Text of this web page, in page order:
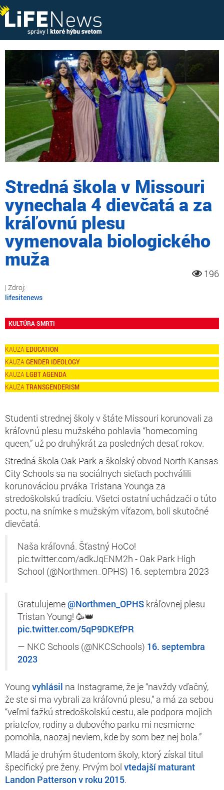
Stredná škola v Missouri
vynechala 4 dievčatá a za
kráľovnú plesu
vymenovala biologického
muža
196
lifesitenews
KULTÚRA SMRTI
EDUCATION
GENDER IDEOLOGY
LGBT AGENDA
TRANSGENDERISM
Studenti strednej školy v štáte Missouri korunovali za
kráľovnú plesu mužského pohlavia “homecoming
queen,” už po druhýkrát za posledných desať rokov.
Stredná škola Oak Park a školský obvod North Kansas
City Schools sa na sociálnych sieťach pochválili
korunováciou prváka Tristana Younga za
stredoškolskú tradíciu. Všetci ostatní uchádzači o túto
poctu, na snímke s mužským víťazom, boli skutočné
dievčatá.
Naša kráľovná. Šťastný HoCo!
pic.twitter.com/adkJqENM2h - Oak Park High
School (@Northmen_OPHS) 16. septembra 2023
Gratulujeme@Northmen_OPHS kráľovnej plesu
Tristan Young! 🥳👑
pic.twitter.com/5qP9DKEfPR
— NKC Schools (@NKCSchools) 16. septembra
2023
Young vyhlásil na Instagrame, že je “navždy vďačný,
že ste si ma vybrali za kráľovnú plesu,” a má za sebou
“veľmi ťažkú stredoškolskú cestu, ale podpora mojich
priateľov, rodiny a dubového parku mi nesmierne
pomohla, naozaj neviem, kde by som bez nej bola.”
Mladá je druhým študentom školy, ktorý získal titul
špecifický pre ženy. Prvým bol vtedajší maturant
Landon Patterson v roku 2015.